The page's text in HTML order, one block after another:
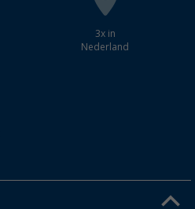
3x in
Nederland